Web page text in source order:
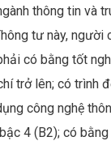
thông tin và
tư này, người
có bằng tốt
trở lên; có trình
công nghệ
4 (B2); có